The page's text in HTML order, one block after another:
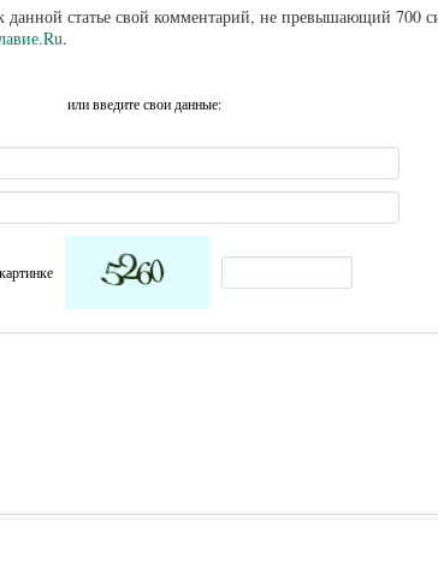
данной статье свой комментарий, не превышающий 700
.
или введите свои данные: